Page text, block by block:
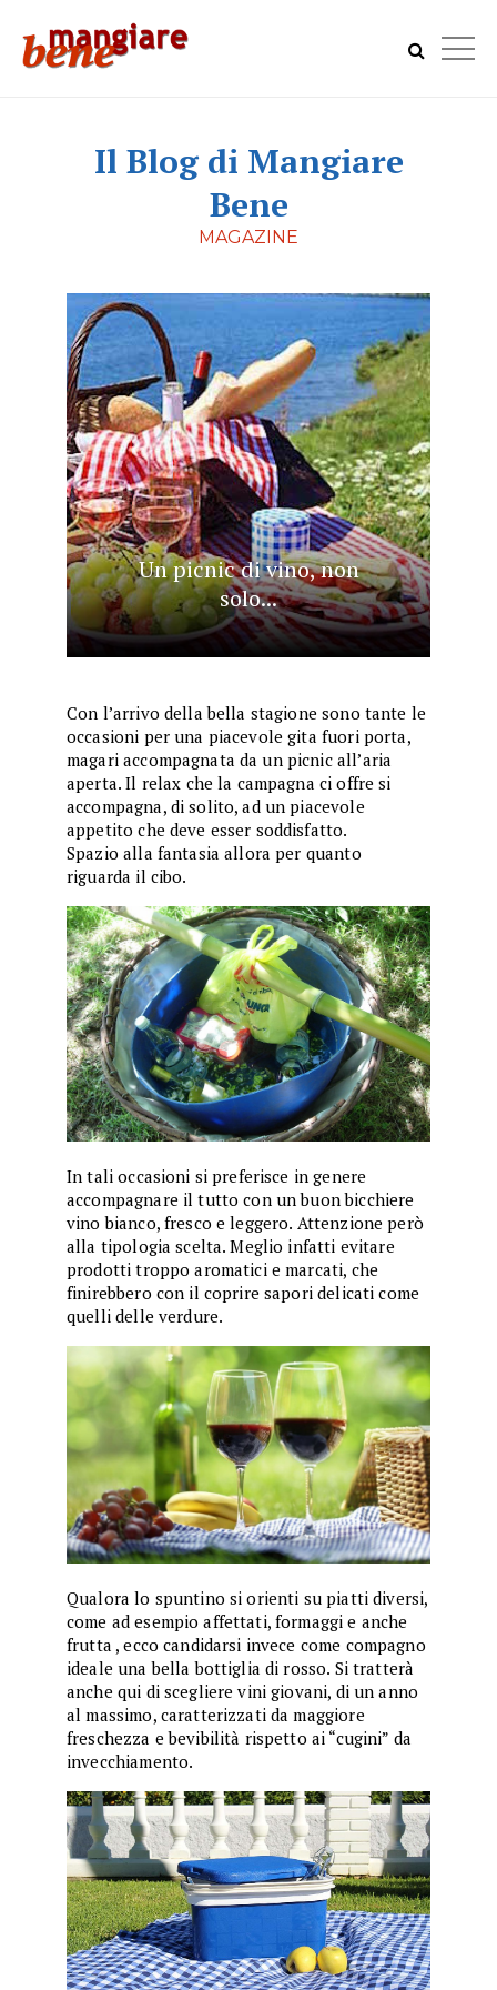
Il Blog di Mangiare
Bene
MAGAZINE
Un picnic di vino, non
solo...
Con l’arrivo della bella stagione sono tante le
occasioni per una piacevole gita fuori porta,
magari accompagnata da un picnic all’aria
aperta. Il relax che la campagna ci offre si
accompagna, di solito, ad un piacevole
appetito che deve esser soddisfatto.
Spazio alla fantasia allora per quanto
riguarda il cibo.
In tali occasioni si preferisce in genere
accompagnare il tutto con un buon bicchiere
vino bianco, fresco e leggero. Attenzione però
alla tipologia scelta. Meglio infatti evitare
prodotti troppo aromatici e marcati, che
finirebbero con il coprire sapori delicati come
quelli delle verdure.
Qualora lo spuntino si orienti su piatti diversi,
come ad esempio affettati, formaggi e anche
frutta , ecco candidarsi invece come compagno
ideale una bella bottiglia di rosso. Si tratterà
anche qui di scegliere vini giovani, di un anno
al massimo, caratterizzati da maggiore
freschezza e bevibilità rispetto ai “cugini” da
invecchiamento.